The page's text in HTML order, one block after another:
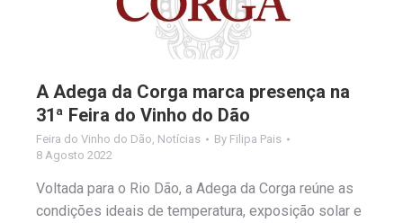
A Adega da Corga marca presença na
31ª Feira do Vinho do Dão
Feira do Vinho do Dão Notícias By Filipa Pais
8 Agosto 2022
Voltada para o Rio Dão, a Adega da Corga reúne as
condições ideais de temperatura, exposição solar e